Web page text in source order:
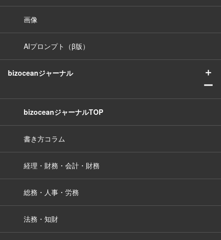
画像
AIプロンプト（β版）
bizoceanジャーナル
＋
ー
bizoceanジャーナルTOP
書き方コラム
経理・財務・会計・財務
総務・人事・労務
法務・知財